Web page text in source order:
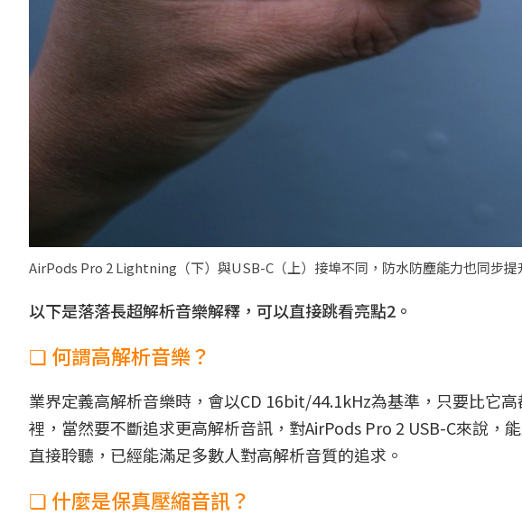
AirPods Pro 2 Lightning（下）與USB-C（上）接埠不同，防水防塵能力也同步
以下是落落長超解析音樂解釋，可以直接跳看亮點2。
❏ 何謂高解析音樂？
業界定義高解析音樂時，會以CD 16bit/44.1kHz為基準，只要比它
裡，當然要不斷追求更高解析音訊，對AirPods Pro 2 USB-C來說
直接聆聽，已經能滿足多數人對高解析音質的追求。
❏ 什麼是保真壓縮音訊？